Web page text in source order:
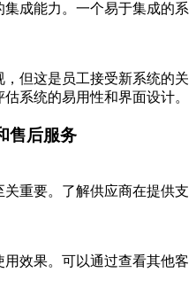
成能力。一个易于集成的系
但这是员工接受新系统的关
系统的易用性和界面设计。
售后服务
重要。了解供应商在提供支
效果。可以通过查看其他客